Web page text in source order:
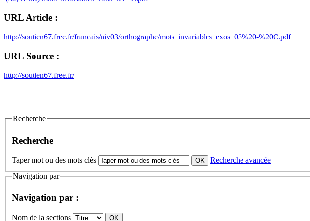
URL Article :
http://soutien67.free.fr/francais/niv03/orthographe/mots_invariables_exos_03%20-%20C.pdf
URL Source :
http://soutien67.free.fr/
Recherche
Recherche
Taper mot ou des mots clès
Recherche avancée
Navigation par
Navigation par :
Nom de la sections